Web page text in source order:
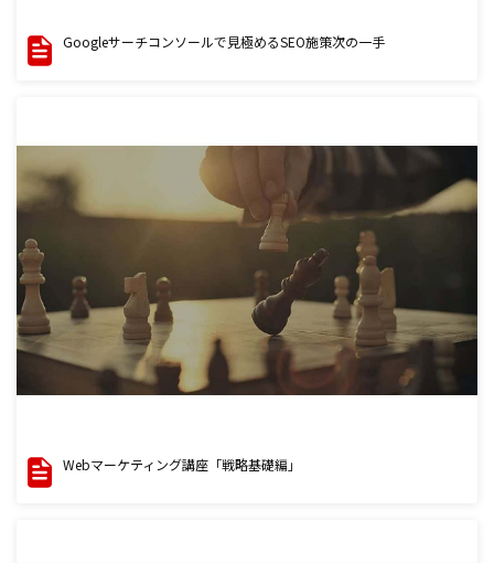
Googleサーチコンソールで見極めるSEO施策次の一手
Webマーケティング講座「戦略基礎編」